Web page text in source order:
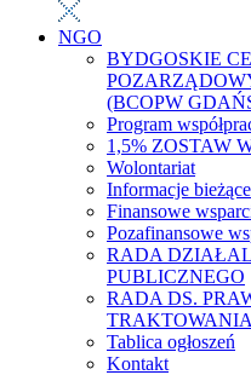
NGO
BYDGOSKIE
(BCOPW
Program
1,5% ZOSTAW
Wolontariat
Informacje bieżące
Finansowe
Pozafinansowe
RADA
PUBLICZNEGO
RADA DS.
TRAKTOWANIA
Tablica ogłoszeń
Kontakt